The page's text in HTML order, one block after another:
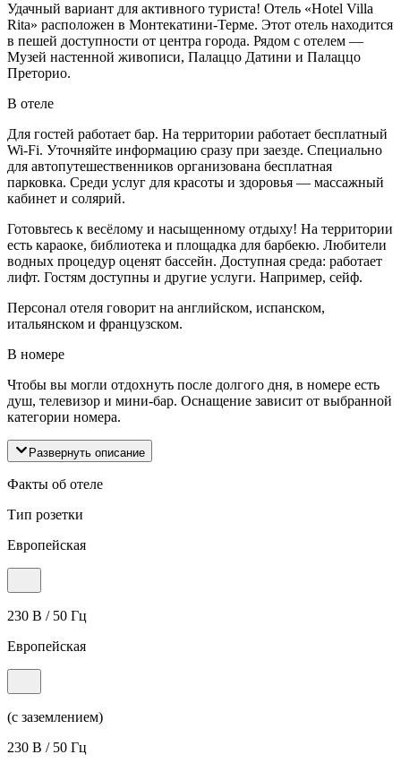
Удачный вариант для активного туриста! Отель «Hotel Villa
Rita» расположен в Монтекатини-Терме. Этот отель находится
в пешей доступности от центра города. Рядом с отелем —
Музей настенной живописи, Палаццо Датини и Палаццо
Преторио.
В отеле
Для гостей работает бар. На территории работает бесплатный
Wi-Fi. Уточняйте информацию сразу при заезде. Специально
для автопутешественников организована бесплатная
парковка. Среди услуг для красоты и здоровья — массажный
кабинет и солярий.
Готовьтесь к весёлому и насыщенному отдыху! На территории
есть караоке, библиотека и площадка для барбекю. Любители
водных процедур оценят бассейн. Доступная среда: работает
лифт. Гостям доступны и другие услуги. Например, сейф.
Персонал отеля говорит на английском, испанском,
итальянском и французском.
В номере
Чтобы вы могли отдохнуть после долгого дня, в номере есть
душ, телевизор и мини-бар. Оснащение зависит от выбранной
категории номера.
Развернуть описание
Факты об отеле
Тип розетки
Европейская
230 В / 50 Гц
Европейская
(с заземлением)
230 В / 50 Гц